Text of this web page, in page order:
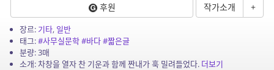
후원
작가소개 +
장르: 기타, 일반
태그:#사무실문학#바다#짧은글
분량: 3매
소개: 차창을 열자 찬 기운과 함께 짠내가 훅 밀려들었다. 더보기